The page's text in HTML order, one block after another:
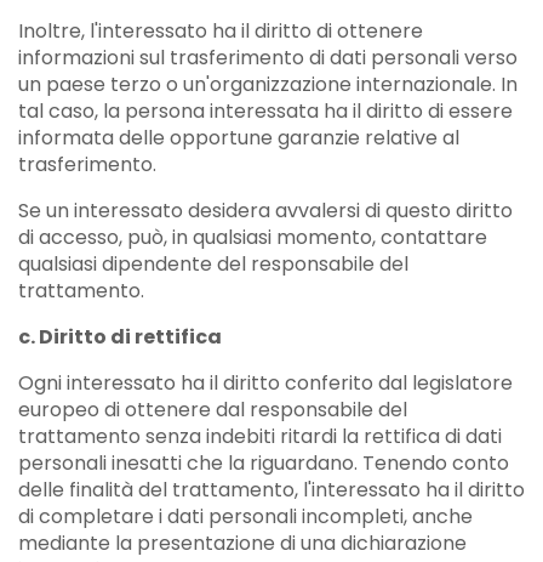
Inoltre, l'interessato ha il diritto di ottenere
informazioni sul trasferimento di dati personali verso
un paese terzo o un'organizzazione internazionale. In
tal caso, la persona interessata ha il diritto di essere
informata delle opportune garanzie relative al
trasferimento.
Se un interessato desidera avvalersi di questo diritto
di accesso, può, in qualsiasi momento, contattare
qualsiasi dipendente del responsabile del
trattamento.
c. Diritto di rettifica
Ogni interessato ha il diritto conferito dal legislatore
europeo di ottenere dal responsabile del
trattamento senza indebiti ritardi la rettifica di dati
personali inesatti che la riguardano. Tenendo conto
delle finalità del trattamento, l'interessato ha il diritto
di completare i dati personali incompleti, anche
mediante la presentazione di una dichiarazione